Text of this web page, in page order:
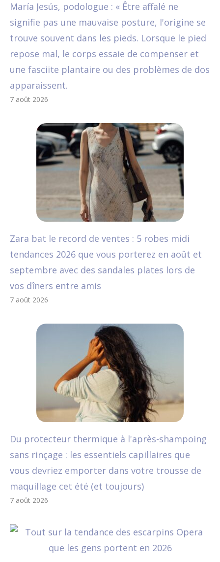
María Jesús, podologue : « Être affalé ne
signifie pas une mauvaise posture, l'origine se
trouve souvent dans les pieds. Lorsque le pied
repose mal, le corps essaie de compenser et
une fasciite plantaire ou des problèmes de dos
apparaissent.
7 août 2026
Zara bat le record de ventes : 5 robes midi
tendances 2026 que vous porterez en août et
septembre avec des sandales plates lors de
vos dîners entre amis
7 août 2026
Du protecteur thermique à l'après-shampoing
sans rinçage : les essentiels capillaires que
vous devriez emporter dans votre trousse de
maquillage cet été (et toujours)
7 août 2026